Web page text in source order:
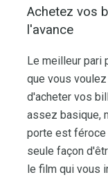
Achetez vos
l'avance
Le meilleur pari
que vous
d'acheter vos
assez basique,
porte est féroce
seule façon
le film qui vous